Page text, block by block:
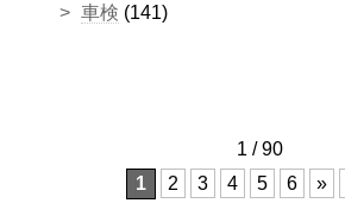
車検 (141)
1 / 90
1
2 3 4 5 6 »